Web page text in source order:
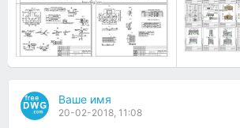
Ваше имя
20-02-2018, 11:08